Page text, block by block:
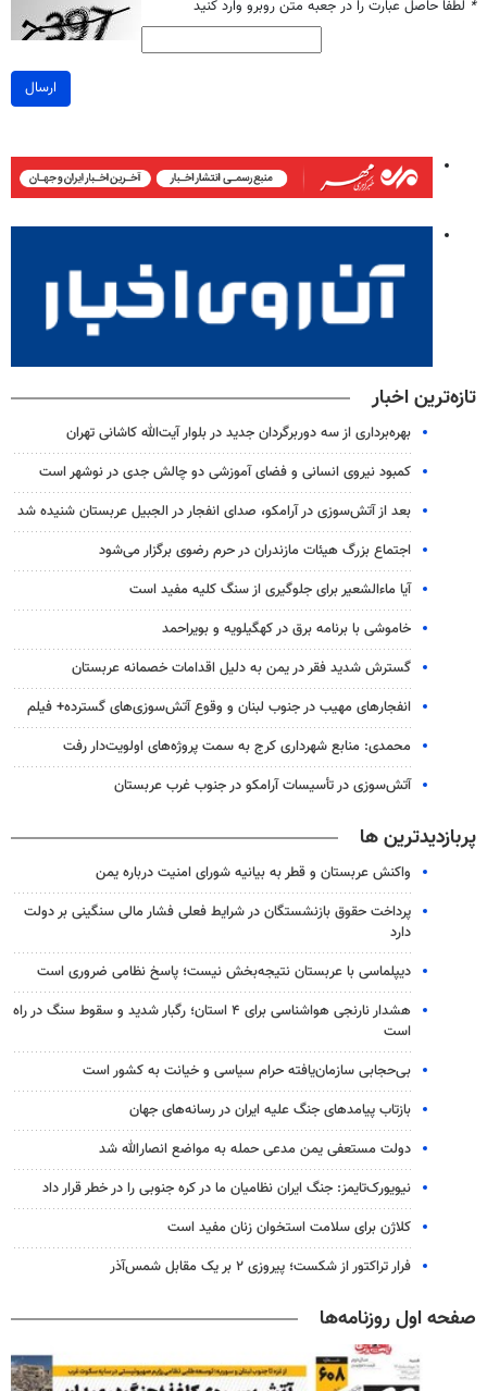
* لطفا حاصل عبارت را در جعبه متن روبرو وارد کنید
ارسال
تازه‌ترین اخبار
بهره‌برداری از سه دوربرگردان جدید در بلوار آیت‌الله کاشانی تهران
کمبود نیروی انسانی و فضای آموزشی دو چالش جدی در نوشهر است
بعد از آتش‌سوزی در آرامکو، صدای انفجار در الجبیل عربستان شنیده شد
اجتماع بزرگ هیئات مازندران در حرم رضوی برگزار می‌شود
آیا ماءالشعیر برای جلوگیری از سنگ کلیه مفید است
خاموشی با برنامه برق در کهگیلویه و بویراحمد
گسترش شدید فقر در یمن به دلیل اقدامات خصمانه عربستان
انفجارهای مهیب در جنوب لبنان و وقوع آتش‌سوزی‌های گسترده+ فیلم
محمدی: منابع شهرداری کرج به سمت پروژه‌های اولویت‌دار رفت
آتش‌سوزی در تأسیسات آرامکو در جنوب غرب عربستان
پربازدیدترین ها
واکنش عربستان و قطر به بیانیه شورای امنیت درباره یمن
پرداخت حقوق بازنشستگان در شرایط فعلی فشار مالی سنگینی بر دولت
دارد
دیپلماسی با عربستان نتیجه‌بخش نیست؛ پاسخ نظامی ضروری است
هشدار نارنجی هواشناسی برای ۴ استان؛ رگبار شدید و سقوط سنگ در راه
است
بی‌حجابی سازمان‌یافته حرام سیاسی و خیانت به کشور است
بازتاب پیامدهای جنگ علیه ایران در رسانه‌های جهان
دولت مستعفی یمن مدعی حمله به مواضع انصارالله شد
نیویورک‌تایمز: جنگ ایران نظامیان ما در کره جنوبی را در خطر قرار داد
کلاژن برای سلامت استخوان زنان مفید است
فرار تراکتور از شکست؛ پیروزی ۲ بر یک مقابل شمس‌آذر
صفحه اول روزنامه‌ها